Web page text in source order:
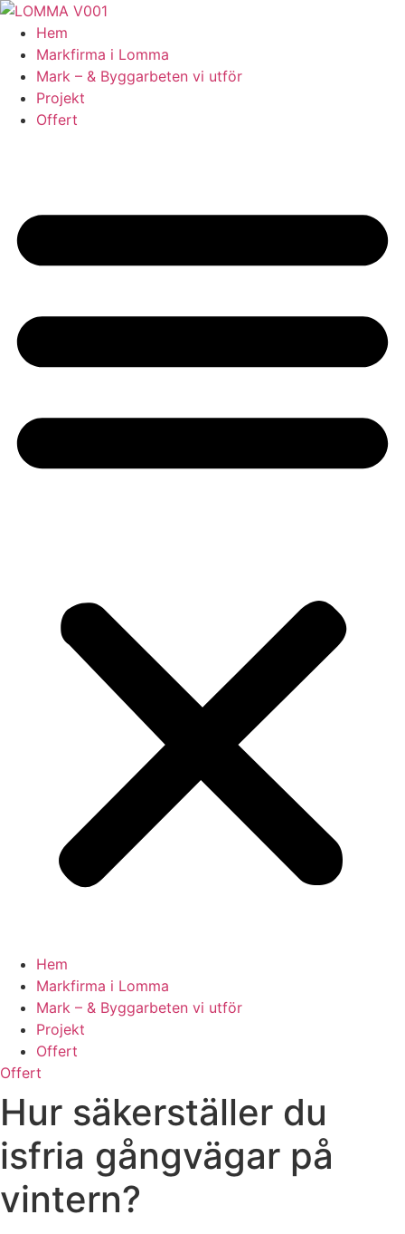
Skip
content
Hem
Markfirma i Lomma
Mark – & Byggarbeten vi utför
Projekt
Offert
Hem
Markfirma i Lomma
Mark – & Byggarbeten vi utför
Projekt
Offert
Offert
Hur säkerställer du
isfria gångvägar på
vintern?